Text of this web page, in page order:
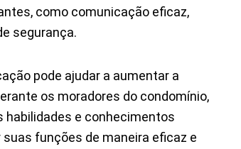
como comunicação eficaz,
segurança.
pode ajudar a aumentar a
os moradores do condomínio,
habilidades e conhecimentos
funções de maneira eficaz e